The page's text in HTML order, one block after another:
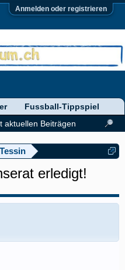
Anmelden oder registrieren
Tessin
erledigt!
aktuellen Beiträgen
Fussball-Tippspiel